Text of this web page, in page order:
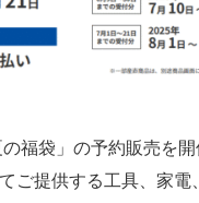
福袋」の予約販売を開
ご提供する工具、家電